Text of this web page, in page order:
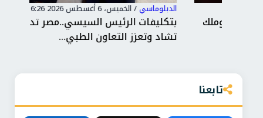
الخميس، 6 أغسطس 2026 6:26 م
بتكليفات الرئيس السيسي..مصر تدعم صحة
تشاد وتعزز التعاون الطبي...
تابعنا